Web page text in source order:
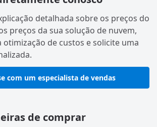
detalhada sobre os preços do
preços da sua solução de nuvem,
de custos e solicite uma
com um especialista de vendas
de comprar